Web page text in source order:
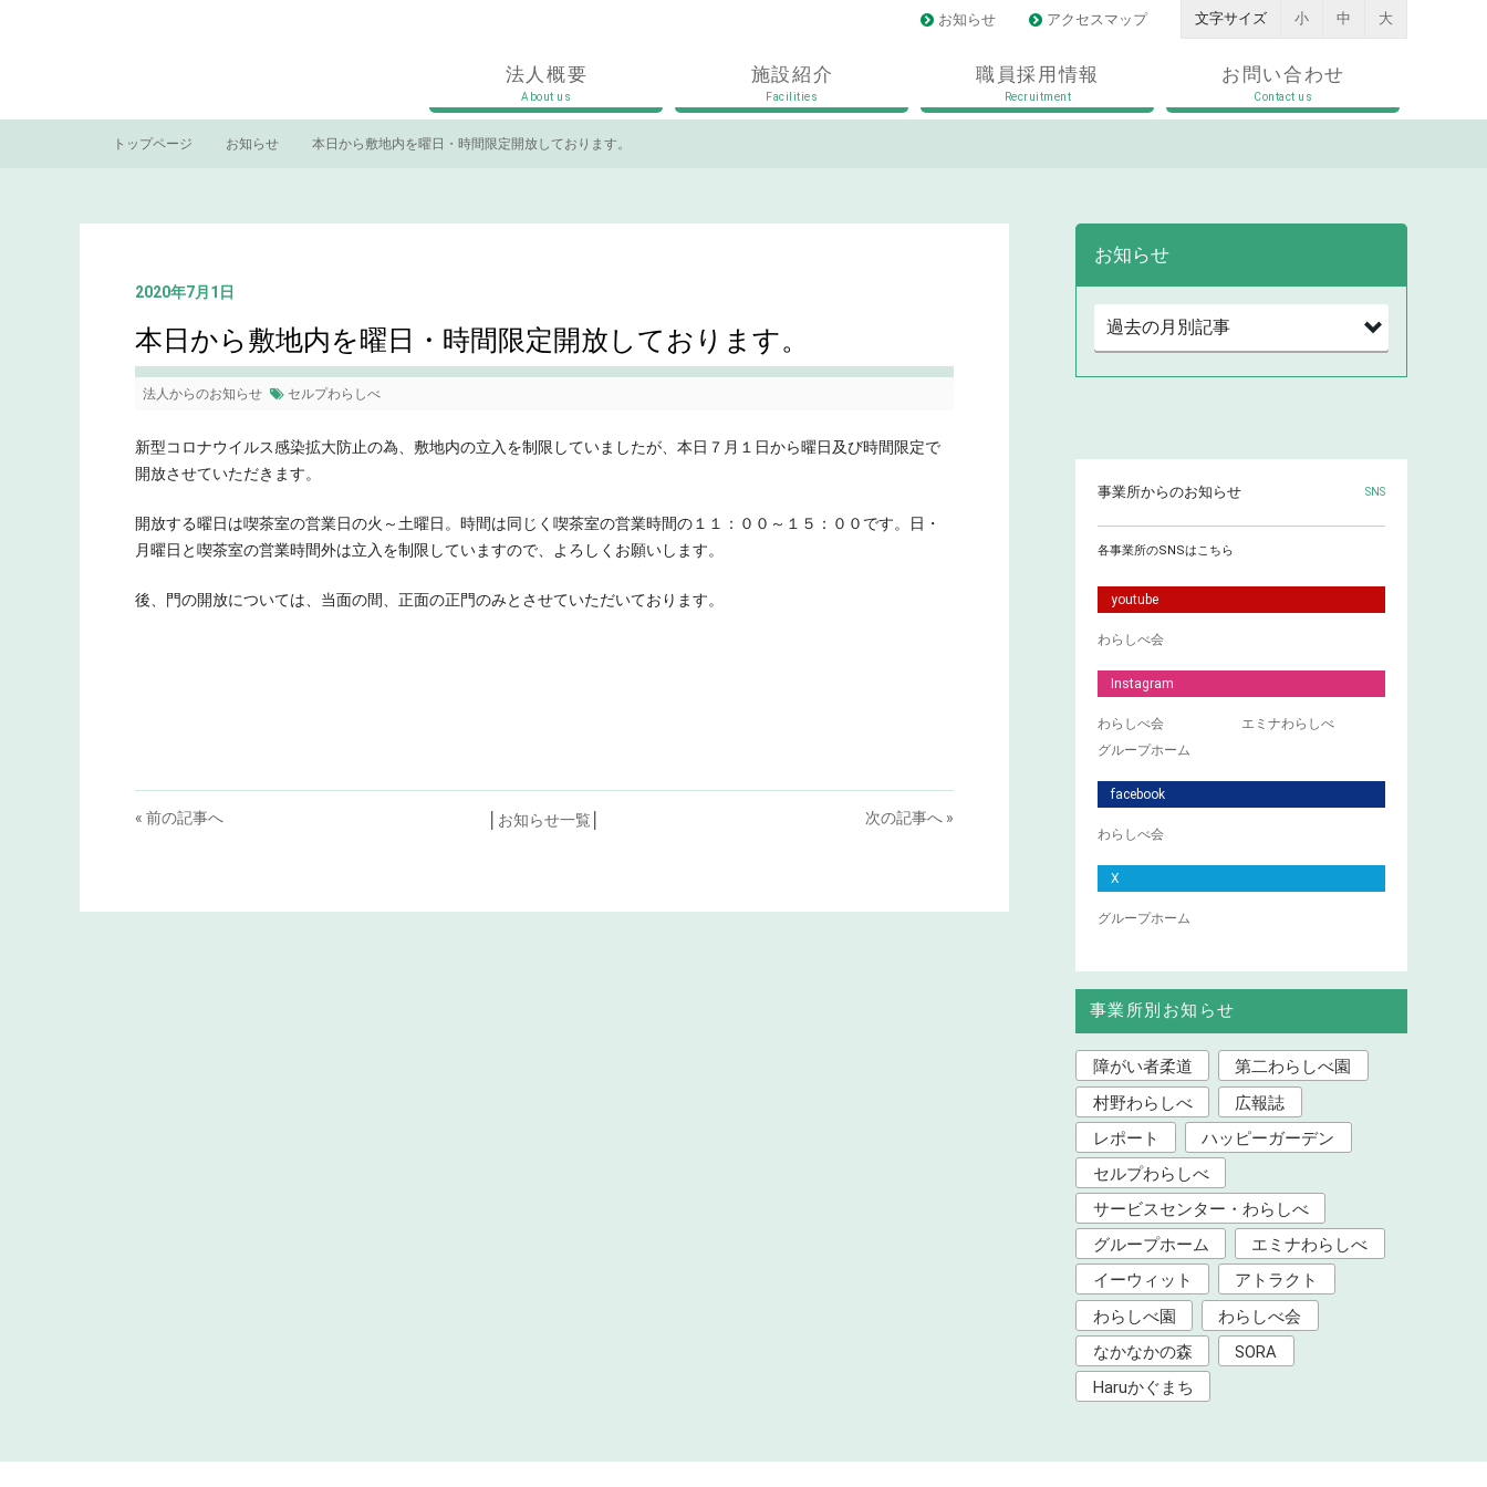
お知らせ アクセスマップ 文字サイズ 小 中 大
法人概要
About us
施設紹介
Facilities
職員採用情報
Recruitment
お問い合わせ
Contact us
トップページ お知らせ 本日から敷地内を曜日・時間限定開放しております。
2020年7月1日
本日から敷地内を曜日・時間限定開放しております。
法人からのお知らせ セルプわらしべ
新型コロナウイルス感染拡大防止の為、敷地内の立入を制限していましたが、本日７月１日から曜日及び時間限定で
開放させていただきます。
開放する曜日は喫茶室の営業日の火～土曜日。時間は同じく喫茶室の営業時間の１１：００～１５：００です。日・
月曜日と喫茶室の営業時間外は立入を制限していますので、よろしくお願いします。
後、門の開放については、当面の間、正面の正門のみとさせていただいております。
« 前の記事へ お知らせ一覧 次の記事へ »
お知らせ
事業所からのお知らせ SNS
各事業所のSNSはこちら
youtube
わらしべ会
Instagram
わらしべ会
エミナわらしべ
グループホーム
facebook
わらしべ会
X
グループホーム
事業所別お知らせ
障がい者柔道
第二わらしべ園
村野わらしべ
広報誌
レポート
ハッピーガーデン
セルプわらしべ
サービスセンター・わらしべ
グループホーム
エミナわらしべ
イーウィット
アトラクト
わらしべ園
わらしべ会
なかなかの森
SORA
Haruかぐまち